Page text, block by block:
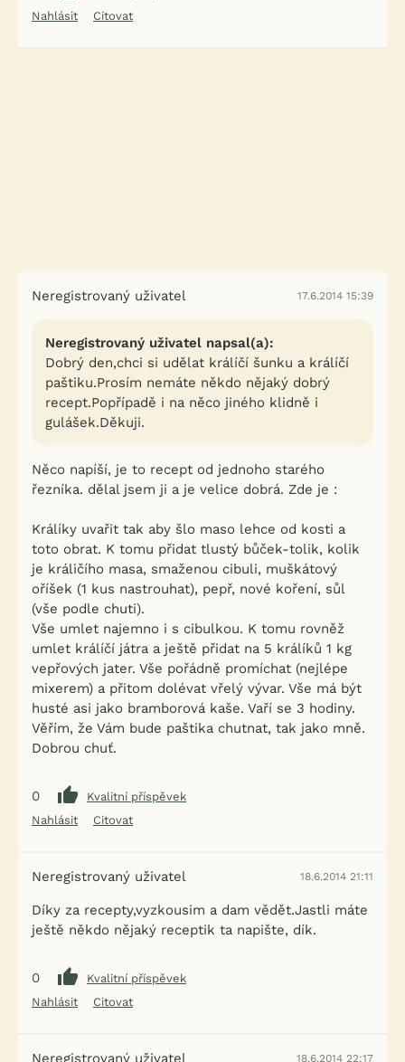
Nahlásit
Citovat
Neregistrovaný uživatel 17.6.2014 15:39
Neregistrovaný uživatel napsal(a):
Dobrý den,chci si udělat králíčí šunku a králíčí
paštiku.Prosím nemáte někdo nějaký dobrý
recept.Popřípadě i na něco jiného klidně i
gulášek.Děkuji.
Něco napíší, je to recept od jednoho starého
řezníka. dělal jsem ji a je velice dobrá. Zde je :
Králíky uvařit tak aby šlo maso lehce od kosti a
toto obrat. K tomu přidat tlustý bůček-tolik, kolik
je králičího masa, smaženou cibuli, muškátový
oříšek (1 kus nastrouhat), pepř, nové koření, sůl
(vše podle chuti).
Vše umlet najemno i s cibulkou. K tomu rovněž
umlet králíčí játra a ještě přidat na 5 králíků 1 kg
vepřových jater. Vše pořádně promíchat (nejlépe
mixerem) a přitom dolévat vřelý vývar. Vše má být
husté asi jako bramborová kaše. Vaří se 3 hodiny.
Věřím, že Vám bude paštika chutnat, tak jako mně.
Dobrou chuť.
0
Kvalitní příspěvek
Nahlásit
Citovat
Neregistrovaný uživatel 18.6.2014 21:11
Díky za recepty,vyzkousim a dam vědět.Jastli máte
ještě někdo nějaký receptik ta napište, dík.
0
Kvalitní příspěvek
Nahlásit
Citovat
Neregistrovaný uživatel 18.6.2014 22:17